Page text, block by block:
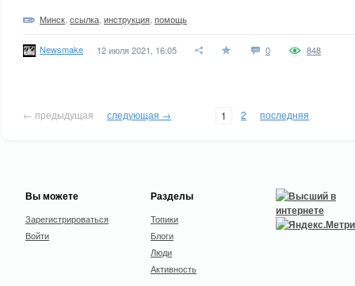
Минск ссылка инструкция помощь
Newsmake 12 июля 2021, 16:05 0 848
← предыдущая следующая → 1 2 последняя
Вы можете
Зарегистрироваться
Войти
Разделы
Топики
Блоги
Люди
Активность